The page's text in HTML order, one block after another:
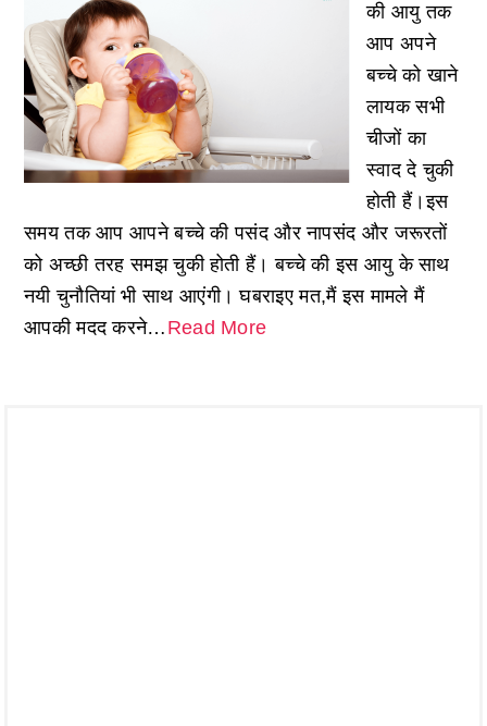
की आयु तक
आप अपने
बच्चे को खाने
लायक सभी
चीजों का
स्वाद दे चुकी
होती हैं।इस
समय तक आप आपने बच्चे की पसंद और नापसंद और जरूरतों
को अच्छी तरह समझ चुकी होती हैं। बच्चे की इस आयु के साथ
नयी चुनौतियां भी साथ आएंगी। घबराइए मत,मैं इस मामले मैं
आपकी मदद करने… Read More